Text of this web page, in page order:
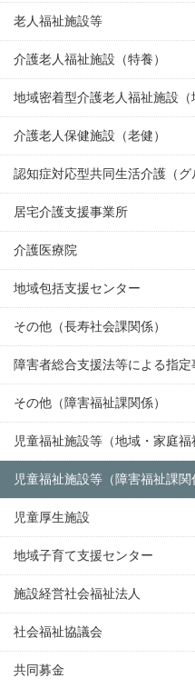
老人福祉施設等
介護老人福祉施設（特養）
地域密着型介護老人福祉施設（
介護老人保健施設（老健）
認知症対応型共同生活介護（グ
居宅介護支援事業所
介護医療院
地域包括支援センター
その他（長寿社会課関係）
障害者総合支援法等による指定
その他（障害福祉課関係）
児童福祉施設等（地域・家庭福
児童福祉施設等（障害福祉課関
児童厚生施設
地域子育て支援センター
施設経営社会福祉法人
社会福祉協議会
共同募金